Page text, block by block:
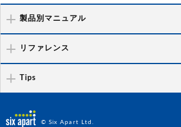
製品別マニュアル
リファレンス
Tips
© Six Apart Ltd.